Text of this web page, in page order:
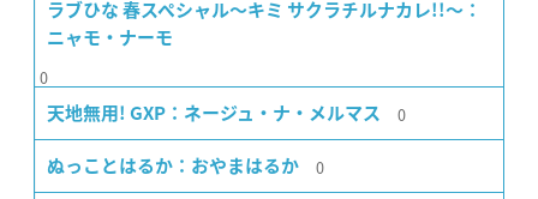
ラブひな 春スペシャル〜キミ サクラチルナカレ!!〜：
ニャモ・ナーモ
0
天地無用! GXP：ネージュ・ナ・メルマス 0
ぬっことはるか：おやまはるか 0